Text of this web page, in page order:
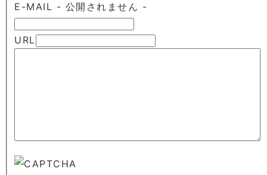
E-MAIL - 公開されません -
URL